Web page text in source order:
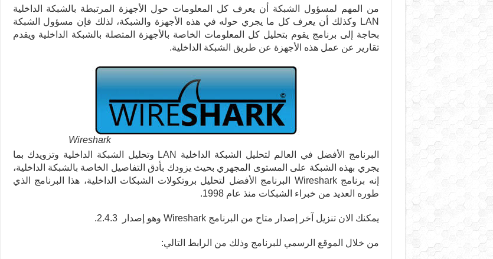
من المهم لمسؤول الشبكة أن يعرف كل المعلومات حول الأجهزة المرتبطة بالشبكة الداخلية
LAN وكذلك أن يعرف كل ما يجري حوله في هذه الأجهزة والشبكة، لذلك فإن مسؤول الشبكة
بحاجة إلى برنامج يقوم بتحليل كل المعلومات الخاصة بالأجهزة المتصلة بالشبكة الداخلية ويقدم
تقارير عن عمل هذه الأجهزة عن طريق الشبكة الداخلية.
Wireshark
البرنامج الأفضل في العالم لتحليل الشبكة الداخلية LAN وتحليل الشبكة الداخلية وتزويدك بما
يجري بهذه الشبكة على المستوى المجهري بحيث يزودك بأدق التفاصيل الخاصة بالشبكة الداخلية،
إنه برنامج Wireshark البرنامج الأفضل لتحليل بروتكولات الشبكات الداخلية، هذا البرنامج الذي
طوره العديد من خبراء الشبكات منذ عام 1998.
يمكنك الان تنزيل آخر إصدار متاح من البرنامج Wireshark وهو إصدار 2.4.3.
من خلال الموقع الرسمي للبرنامج وذلك من الرابط التالي: